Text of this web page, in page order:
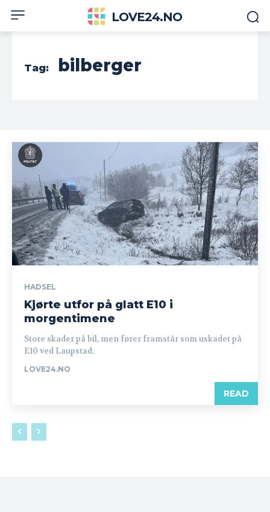
LOVE24.NO
Tag: bilberger
HADSEL
Kjørte utfor på glatt E10 i
morgentimene
Store skader på bil, men fører framstår som uskadet på
E10 ved Laupstad.
LOVE24.NO
READ